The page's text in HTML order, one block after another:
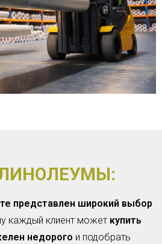
представлен широкий выбор
каждый клиент может купить
недорого и подобрать